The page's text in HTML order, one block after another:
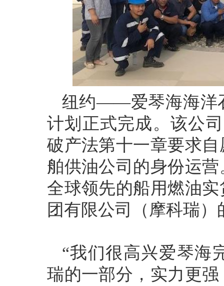
纽约——爱琴海海洋
计划正式完成。该公
破产法第十一章要求
舶供油公司的身份运
全球领先的船用燃油
团有限公司（摩科瑞
“我们很高兴爱琴海
瑞的一部分，实力更